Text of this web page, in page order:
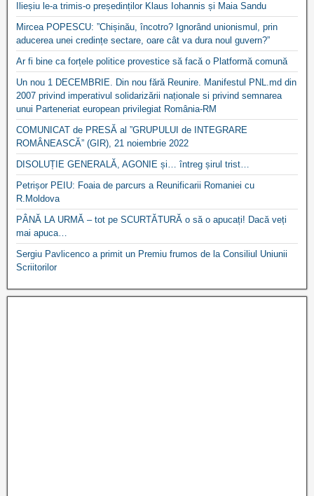
Ilieșiu le-a trimis-o președinților Klaus Iohannis și Maia Sandu
Mircea POPESCU: ”Chișinău, încotro? Ignorând unionismul, prin
aducerea unei credințe sectare, oare cât va dura noul guvern?”
Ar fi bine ca forțele politice provestice să facă o Platformă comună
Un nou 1 DECEMBRIE. Din nou fără Reunire. Manifestul PNL.md din
2007 privind imperativul solidarizării naționale si privind semnarea
unui Parteneriat european privilegiat România-RM
COMUNICAT de PRESĂ al ”GRUPULUI de INTEGRARE
ROMÂNEASCĂ” (GIR), 21 noiembrie 2022
DISOLUȚIE GENERALĂ, AGONIE și… întreg șirul trist…
Petrișor PEIU: Foaia de parcurs a Reunificarii Romaniei cu
R.Moldova
PÂNĂ LA URMĂ – tot pe SCURTĂTURĂ o să o apucați! Dacă veți
mai apuca…
Sergiu Pavlicenco a primit un Premiu frumos de la Consiliul Uniunii
Scriitorilor